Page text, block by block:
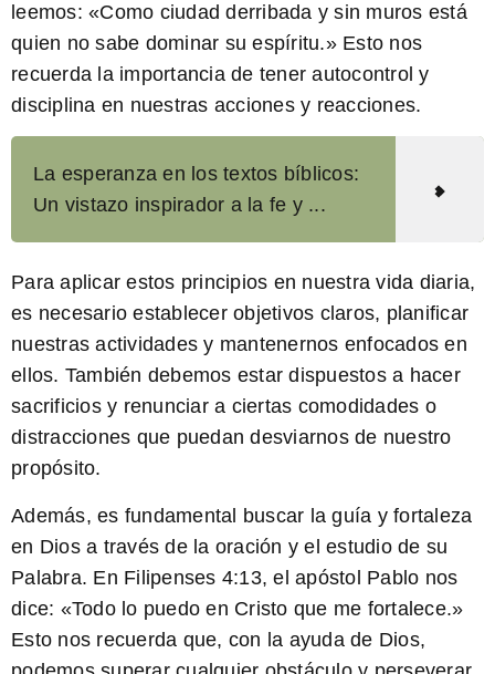
leemos: «Como ciudad derribada y sin muros está
quien no sabe dominar su espíritu.» Esto nos
recuerda la importancia de tener autocontrol y
disciplina en nuestras acciones y reacciones.
La esperanza en los textos bíblicos:
Un vistazo inspirador a la fe y ...
Para aplicar estos principios en nuestra vida diaria,
es necesario establecer objetivos claros, planificar
nuestras actividades y mantenernos enfocados en
ellos. También debemos estar dispuestos a hacer
sacrificios y renunciar a ciertas comodidades o
distracciones que puedan desviarnos de nuestro
propósito.
Además, es fundamental buscar la guía y fortaleza
en Dios a través de la oración y el estudio de su
Palabra. En Filipenses 4:13, el apóstol Pablo nos
dice: «Todo lo puedo en Cristo que me fortalece.»
Esto nos recuerda que, con la ayuda de Dios,